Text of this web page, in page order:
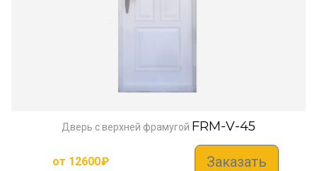
Дверь с верхней фрамугой FRM-V-45
от 12600₽ Заказать